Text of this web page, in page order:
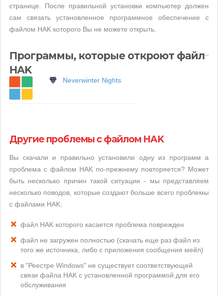
странице. После правильной установки компьютер должен
сам связать установленное программное обеспечение с
файлом HAK которого Вы не можете открыть.
Программы, которые откроют файл
HAK
Neverwinter Nights
Другие проблемы с файлом HAK
Вы скачали и правильно установили одну из программ а
проблема с файлом HAK по-прежнему повторяется? Может
быть несколько причин такой ситуации - мы представляем
несколько поводов, которые создают больше всего проблемы
с файлами HAK:
файл HAK которого касается проблема поврежден
файл не загружен полностью (скачать еще раз файл из
того же источника, либо с приложения сообщения мейл)
в "Реестре Windows" не существует соответствующей
связи файла HAK с установленной программой для его
обслуживания